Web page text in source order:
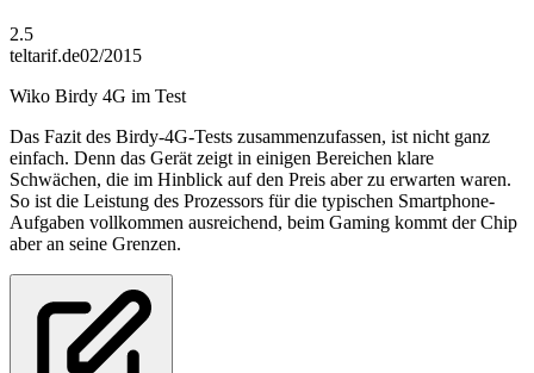
2.5
teltarif.de02/2015
Wiko Birdy 4G im Test
Das Fazit des Birdy-4G-Tests zusammenzufassen, ist nicht ganz
einfach. Denn das Gerät zeigt in einigen Bereichen klare
Schwächen, die im Hinblick auf den Preis aber zu erwarten waren.
So ist die Leistung des Prozessors für die typischen Smartphone-
Aufgaben vollkommen ausreichend, beim Gaming kommt der Chip
aber an seine Grenzen.